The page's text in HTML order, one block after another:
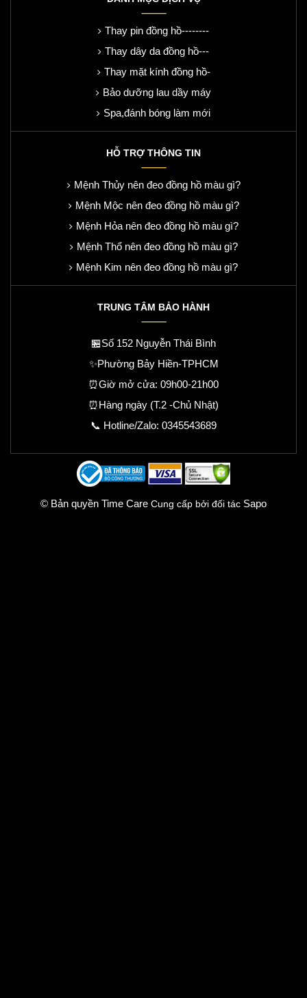
Thay pin đồng hồ--------
Thay dây da đồng hồ---
Thay mặt kính đồng hồ-
Bảo dưỡng lau dầy máy
Spa,đánh bóng làm mới
HỖ TRỢ THÔNG TIN
Mệnh Thủy nên đeo đồng hồ màu gì?
Mệnh Mộc nên đeo đồng hồ màu gì?
Mệnh Hỏa nên đeo đồng hồ màu gì?
Mệnh Thổ nên đeo đồng hồ màu gì?
Mệnh Kim nên đeo đồng hồ màu gì?
TRUNG TÂM BẢO HÀNH
🏪Số 152 Nguyễn Thái Bình
✨Phường Bảy Hiền-TPHCM
⏰Giờ mở cửa: 09h00-21h00
⏰Hàng ngày (T.2 -Chủ Nhật)
📞 Hotline/Zalo: 0345543689
© Bản quyền Time Care Cung cấp bởi đối tác Sapo